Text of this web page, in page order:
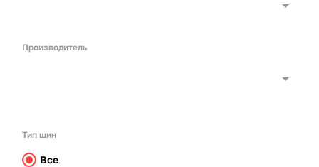
Производитель
Тип шин
Все